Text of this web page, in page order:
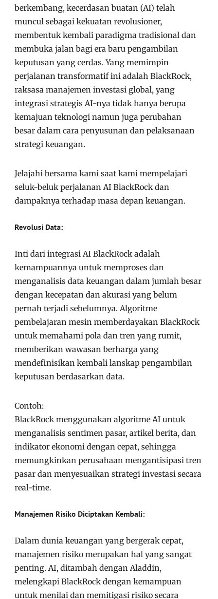
berkembang, kecerdasan buatan (AI) telah
muncul sebagai kekuatan revolusioner,
membentuk kembali paradigma tradisional dan
membuka jalan bagi era baru pengambilan
keputusan yang cerdas. Yang memimpin
perjalanan transformatif ini adalah BlackRock,
raksasa manajemen investasi global, yang
integrasi strategis AI-nya tidak hanya berupa
kemajuan teknologi namun juga perubahan
besar dalam cara penyusunan dan pelaksanaan
strategi keuangan.
Jelajahi bersama kami saat kami mempelajari
seluk-beluk perjalanan AI BlackRock dan
dampaknya terhadap masa depan keuangan.
Revolusi Data:
Inti dari integrasi AI BlackRock adalah
kemampuannya untuk memproses dan
menganalisis data keuangan dalam jumlah besar
dengan kecepatan dan akurasi yang belum
pernah terjadi sebelumnya. Algoritme
pembelajaran mesin memberdayakan BlackRock
untuk memahami pola dan tren yang rumit,
memberikan wawasan berharga yang
mendefinisikan kembali lanskap pengambilan
keputusan berdasarkan data.
Contoh:
BlackRock menggunakan algoritme AI untuk
menganalisis sentimen pasar, artikel berita, dan
indikator ekonomi dengan cepat, sehingga
memungkinkan perusahaan mengantisipasi tren
pasar dan menyesuaikan strategi investasi secara
real-time.
Manajemen Risiko Diciptakan Kembali:
Dalam dunia keuangan yang bergerak cepat,
manajemen risiko merupakan hal yang sangat
penting. AI, ditambah dengan Aladdin,
melengkapi BlackRock dengan kemampuan
untuk menilai dan memitigasi risiko secara